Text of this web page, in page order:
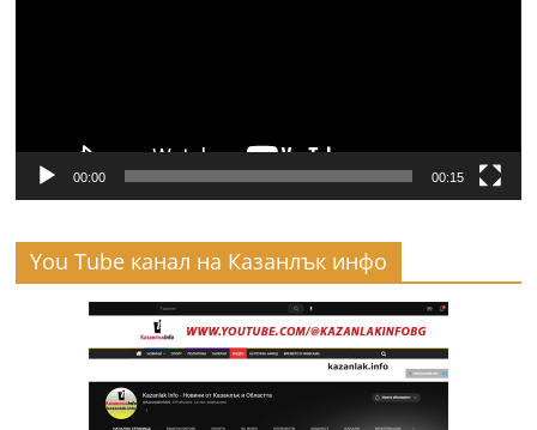
00:00 00:15
You Tube канал на Казанлък инфо